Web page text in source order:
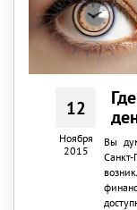
12
Ноября
2015
Вы